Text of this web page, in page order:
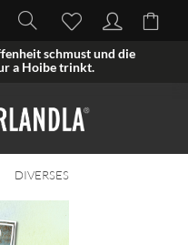
schmust und die
a Hoibe trinkt.
DIVERSES